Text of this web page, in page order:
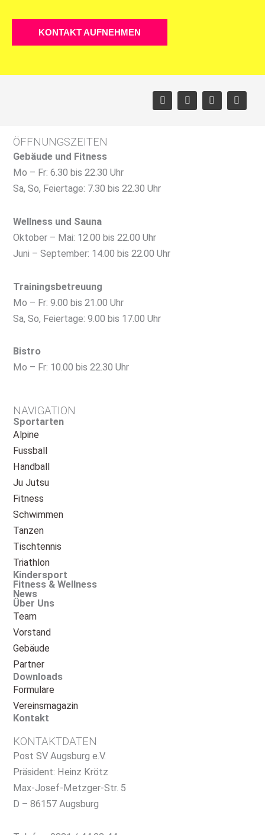
KONTAKT AUFNEHMEN
a
c
e
-
t
w
n
s
t
o
u
t
ÖFFNUNGSZEITEN
Gebäude und Fitness
Mo – Fr: 6.30 bis 22.30 Uhr
Sa, So, Feiertage: 7.30 bis 22.30 Uhr
Wellness und Sauna
Oktober – Mai: 12.00 bis 22.00 Uhr
Juni – September: 14.00 bis 22.00 Uhr
Trainingsbetreuung
Mo – Fr: 9.00 bis 21.00 Uhr
Sa, So, Feiertage: 9.00 bis 17.00 Uhr
Bistro
Mo – Fr: 10.00 bis 22.30 Uhr
NAVIGATION
Sportarten
Alpine
Fussball
Handball
Ju Jutsu
Fitness
Schwimmen
Tanzen
Tischtennis
Triathlon
Kindersport
Fitness & Wellness
News
Über Uns
Team
Vorstand
Gebäude
Partner
Downloads
Formulare
Vereinsmagazin
Kontakt
KONTAKTDATEN
Post SV Augsburg e.V.
Präsident: Heinz Krötz
Max-Josef-Metzger-Str. 5
D – 86157 Augsburg